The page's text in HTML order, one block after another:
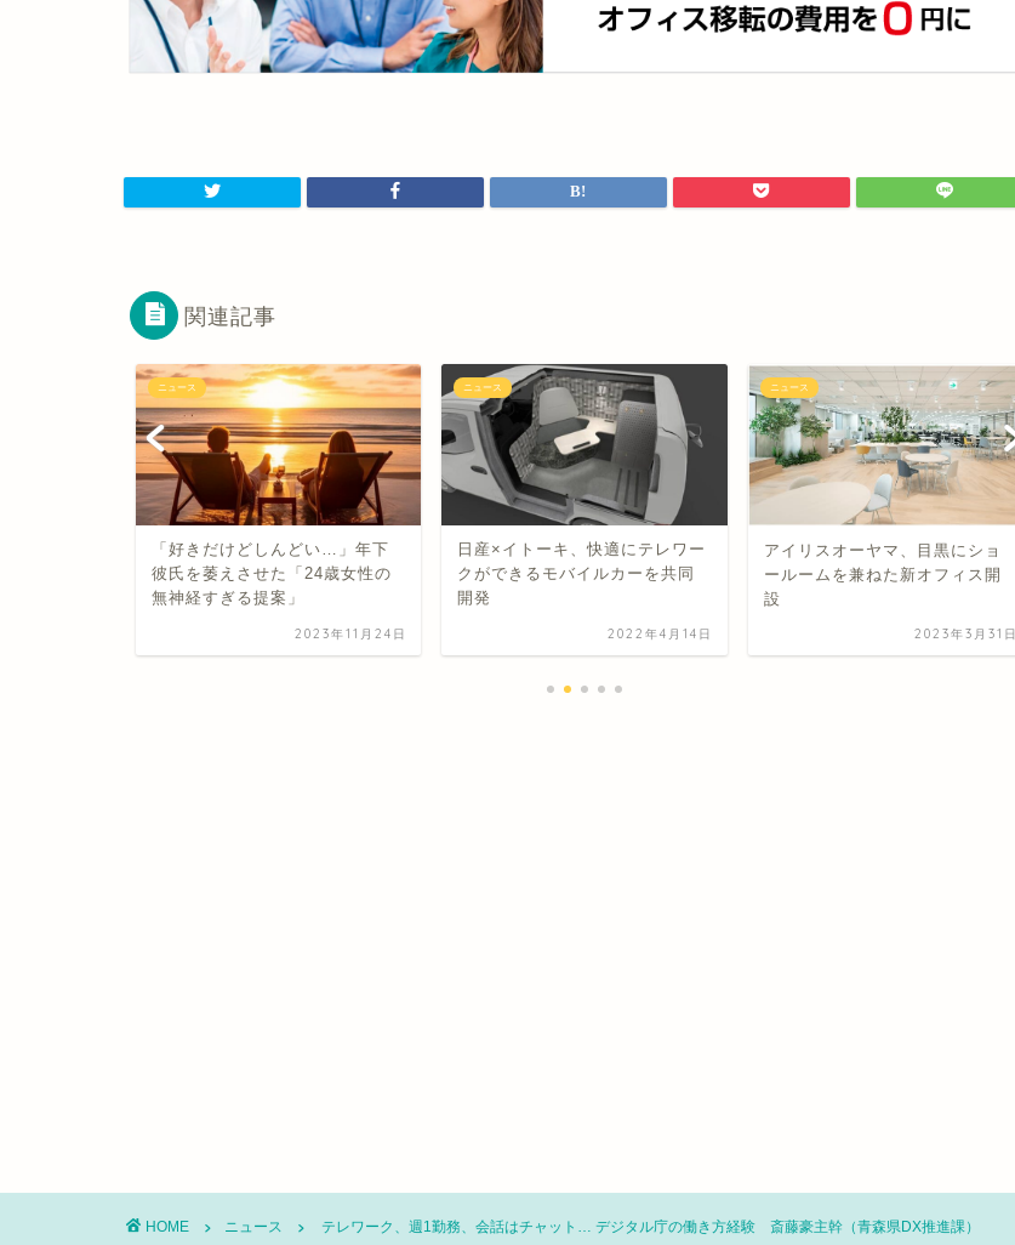
関連記事
ニュース
「好きだけどしんどい…」年下
彼氏を萎えさせた「24歳女性の
無神経すぎる提案」
2023年11月24日
ニュース
日産×イトーキ、快適にテレワー
クができるモバイルカーを共同
開発
2022年4月14日
ニュース
アイリスオーヤマ、目黒にショ
ールームを兼ねた新オフィス開
設
2023年3月31日
HOME ニュース テレワーク、週1勤務、会話はチャット… デジタル庁の働き方経験 斎藤豪主幹（青森県DX推進課）